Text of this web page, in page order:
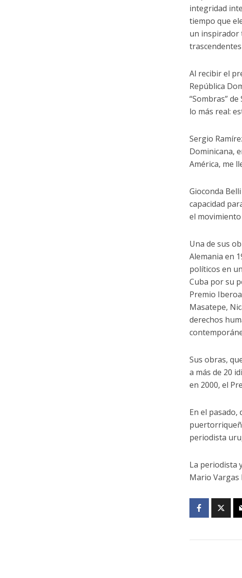
integridad
tiempo que
un inspirador
Al recibir el
República
“Sombras”
lo más real:
Sergio
Dominicana,
América, me
Gioconda
capacidad
el
Una de sus
Alemania en
políticos en
Cuba por su
Premio
Masatepe,
derechos
Sus obras,
a más de 20
en 2000, el
En el
periodista
La periodista
Mario Vargas